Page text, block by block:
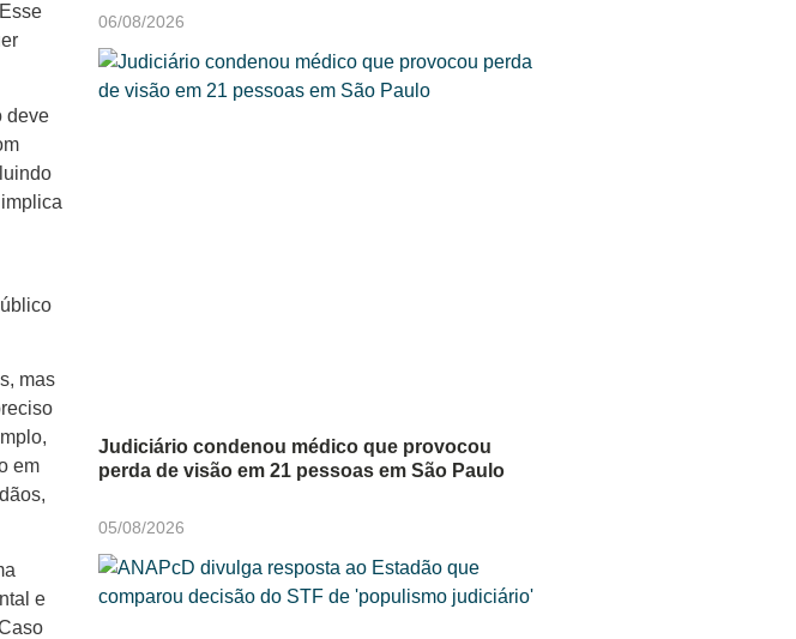
deve
mas
em
e
06/08/2026
Judiciário condenou médico que provocou
perda de visão em 21 pessoas em São Paulo
05/08/2026